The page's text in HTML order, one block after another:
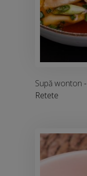
Supă wonton -
Retete